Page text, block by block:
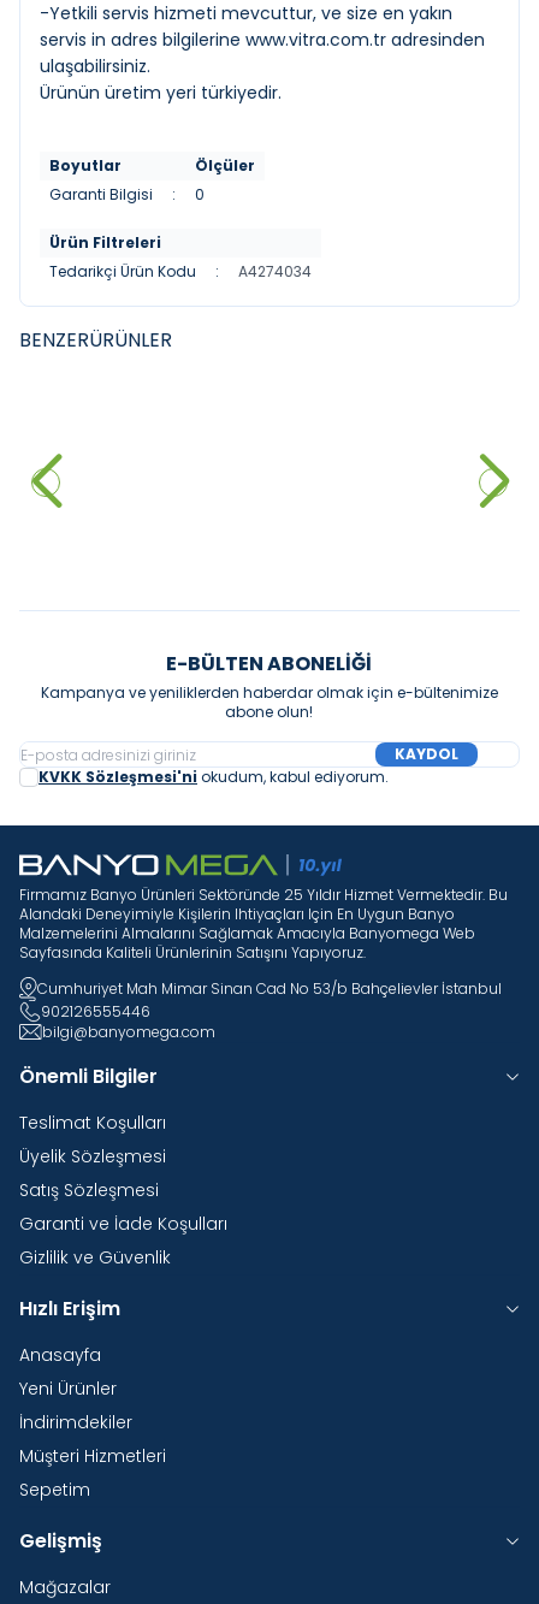
-Yetkili servis hizmeti mevcuttur, ve size en yakın
servis in adres bilgilerine www.vitra.com.tr adresinden
ulaşabilirsiniz.
Ürünün üretim yeri türkiyedir.
Boyutlar
Ölçüler
Garanti Bilgisi
: 0
Ürün Filtreleri
Tedarikçi Ürün Kodu
: A4274034
BENZERÜRÜNLER
8.510,00
E-BÜLTEN ABONELIĞI
Kampanya ve yeniliklerden haberdar olmak için e-bültenimize
abone olun!
KAYDOL
KVKK Sözleşmesi'ni okudum, kabul ediyorum.
Firmamız Banyo Ürünleri Sektöründe 25 Yıldır Hizmet Vermektedir. Bu
Alandaki Deneyimiyle Kişilerin Ihtiyaçları Için En Uygun Banyo
Malzemelerini Almalarını Sağlamak Amacıyla Banyomega Web
Sayfasında Kaliteli Ürünlerinin Satışını Yapıyoruz.
Cumhuriyet Mah Mimar Sinan Cad No 53/b Bahçelievler İstanbul
902126555446
bilgi@banyomega.com
Önemli Bilgiler
Teslimat Koşulları
Üyelik Sözleşmesi
Satış Sözleşmesi
Garanti ve İade Koşulları
Gizlilik ve Güvenlik
Hızlı Erişim
Anasayfa
Yeni Ürünler
İndirimdekiler
Müşteri Hizmetleri
Sepetim
Gelişmiş
Mağazalar